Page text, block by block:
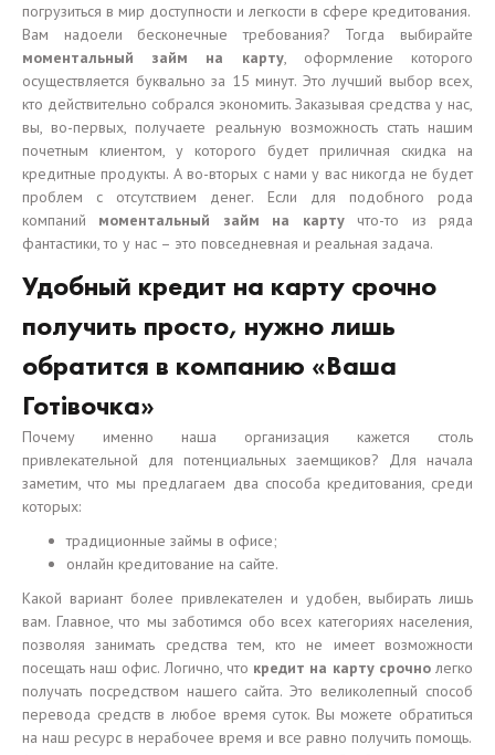
погрузиться в мир доступности и легкости в сфере кредитования.
Вам надоели бесконечные требования? Тогда выбирайте
моментальный займ на карту, оформление которого
осуществляется буквально за 15 минут. Это лучший выбор всех,
кто действительно собрался экономить. Заказывая средства у нас,
вы, во-первых, получаете реальную возможность стать нашим
почетным клиентом, у которого будет приличная скидка на
кредитные продукты. А во-вторых с нами у вас никогда не будет
проблем с отсутствием денег. Если для подобного рода
компаний моментальный займ на картучто-то из ряда
фантастики, то у нас – это повседневная и реальная задача.
Удобный кредит на карту срочно
получить просто, нужно лишь
обратится в компанию «Ваша
Готівочка»
Почему именно наша организация кажется столь
привлекательной для потенциальных заемщиков? Для начала
заметим, что мы предлагаем два способа кредитования, среди
которых:
традиционные займы в офисе;
онлайн кредитование на сайте.
Какой вариант более привлекателен и удобен, выбирать лишь
вам. Главное, что мы заботимся обо всех категориях населения,
позволяя занимать средства тем, кто не имеет возможности
посещать наш офис. Логично, что кредит на карту срочнолегко
получать посредством нашего сайта. Это великолепный способ
перевода средств в любое время суток. Вы можете обратиться
на наш ресурс в нерабочее время и все равно получить помощь.